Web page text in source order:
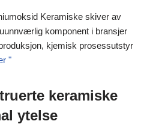
Keramiske skiver av
komponent i bransjer
kjemisk prosessutstyr
"
keramiske
ytelse